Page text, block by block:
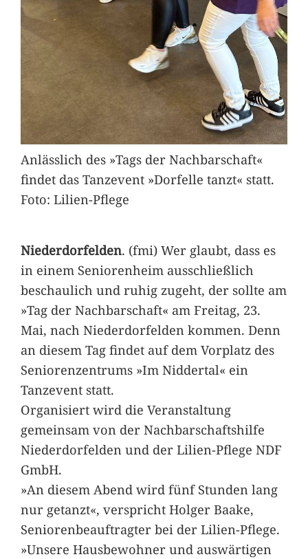
Anlässlich des »Tags der Nachbarschaft«
findet das Tanzevent »Dorfelle tanzt« statt.
Foto: Lilien-Pflege
Niederdorfelden. (fmi) Wer glaubt, dass es
in einem Seniorenheim ausschließlich
beschaulich und ruhig zugeht, der sollte am
»Tag der Nachbarschaft« am Freitag, 23.
Mai, nach Niederdorfelden kommen. Denn
an diesem Tag findet auf dem Vorplatz des
Seniorenzentrums »Im Niddertal« ein
Tanzevent statt.
Organisiert wird die Veranstaltung
gemeinsam von der Nachbarschaftshilfe
Niederdorfelden und der Lilien-Pflege NDF
GmbH.
»An diesem Abend wird fünf Stunden lang
nur getanzt«, verspricht Holger Baake,
Seniorenbeauftragter bei der Lilien-Pflege.
»Unsere Hausbewohner und auswärtigen